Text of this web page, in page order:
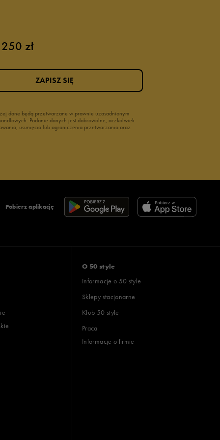
zł
dane będą przetwarzane w prawnie uzasadnionym
Podanie danych jest dobrowolne, aczkolwiek
usunięcia lub ograniczenia przetwarzania oraz
ZAPISZ SIĘ
Pobierz aplikację
O 50 style
Informacje o 50 style
Sklepy stacjonarne
Klub 50 style
Praca
Informacje o firmie